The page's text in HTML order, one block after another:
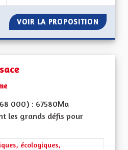
VOIR LA PROPOSITION
000) : 67580Ma
les grands défis pour
catégorie : Les transitions
écologiques,